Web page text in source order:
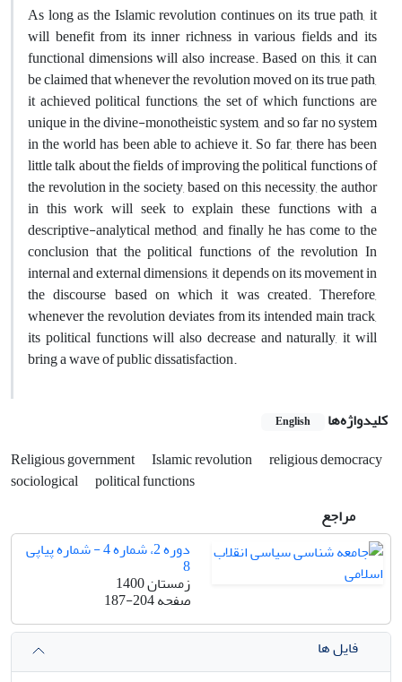
As long as the Islamic revolution continues on its true path, it
will benefit from its inner richness in various fields and its
functional dimensions will also increase. Based on this, it can
be claimed that whenever the revolution moved on its true path,
it achieved political functions, the set of which functions are
unique in the divine-monotheistic system, and so far no system
in the world has been able to achieve it. So far, there has been
little talk about the fields of improving the political functions of
the revolution in the society, based on this necessity, the author
in this work will seek to explain these functions with a
descriptive-analytical method, and finally he has come to the
conclusion that the political functions of the revolution In
internal and external dimensions, it depends on its movement in
the discourse based on which it was created. Therefore,
whenever the revolution deviates from its intended main track,
its political functions will also decrease and naturally, it will
bring a wave of public dissatisfaction.
کلیدواژه‌ها English
Religious government Islamic revolution
religious democracy
sociological
political functions
مراجع
دوره 2، شماره 4 - شماره پیاپی
8
زمستان 1400
صفحه187-204
فایل ها